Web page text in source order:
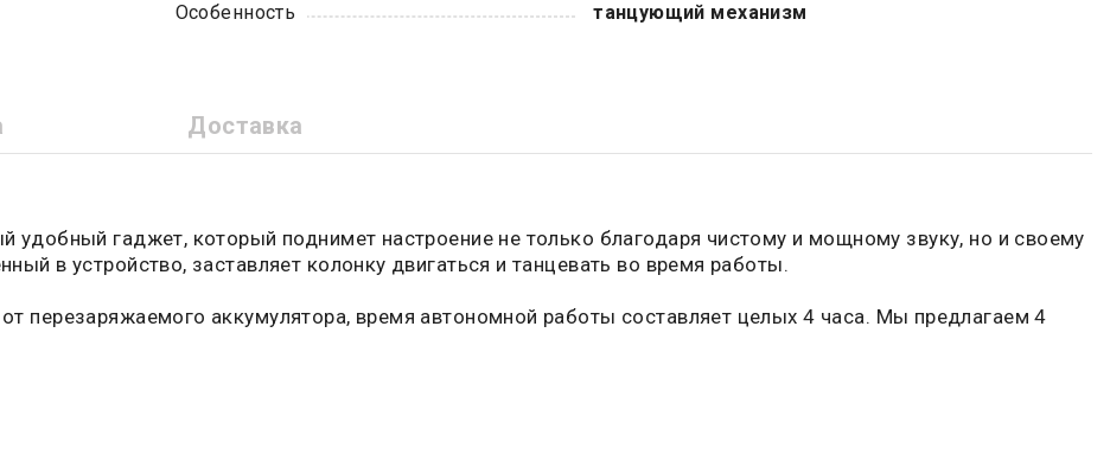
Особенность
танцующий механизм
Доставка
удобный гаджет, который поднимет настроение не только благодаря чистому и мощному звуку, но и своему
в устройство, заставляет колонку двигаться и танцевать во время работы.
перезаряжаемого аккумулятора, время автономной работы составляет целых 4 часа. Мы предлагаем 4